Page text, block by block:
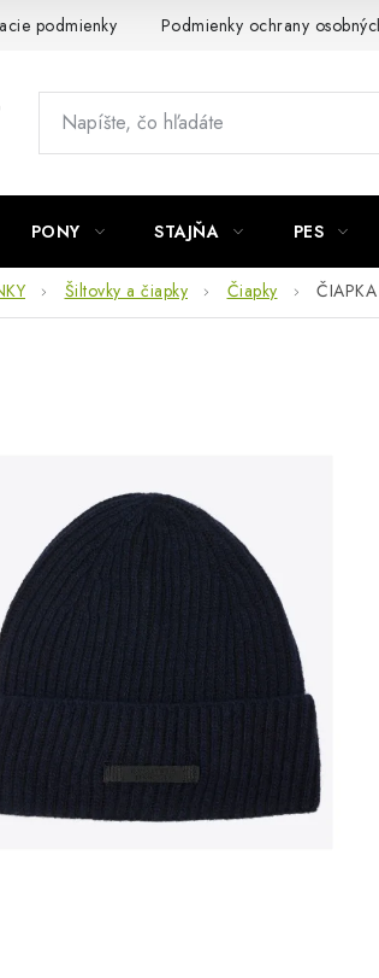
podmienky Podmienky ochrany
PONY STAJŇA PES
Šiltovky a čiapky Čiapky